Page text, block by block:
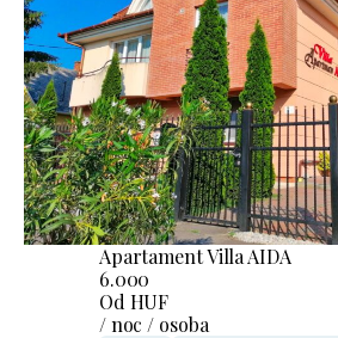
Apartament Villa AIDA
6.000
Od HUF
/ noc / osoba